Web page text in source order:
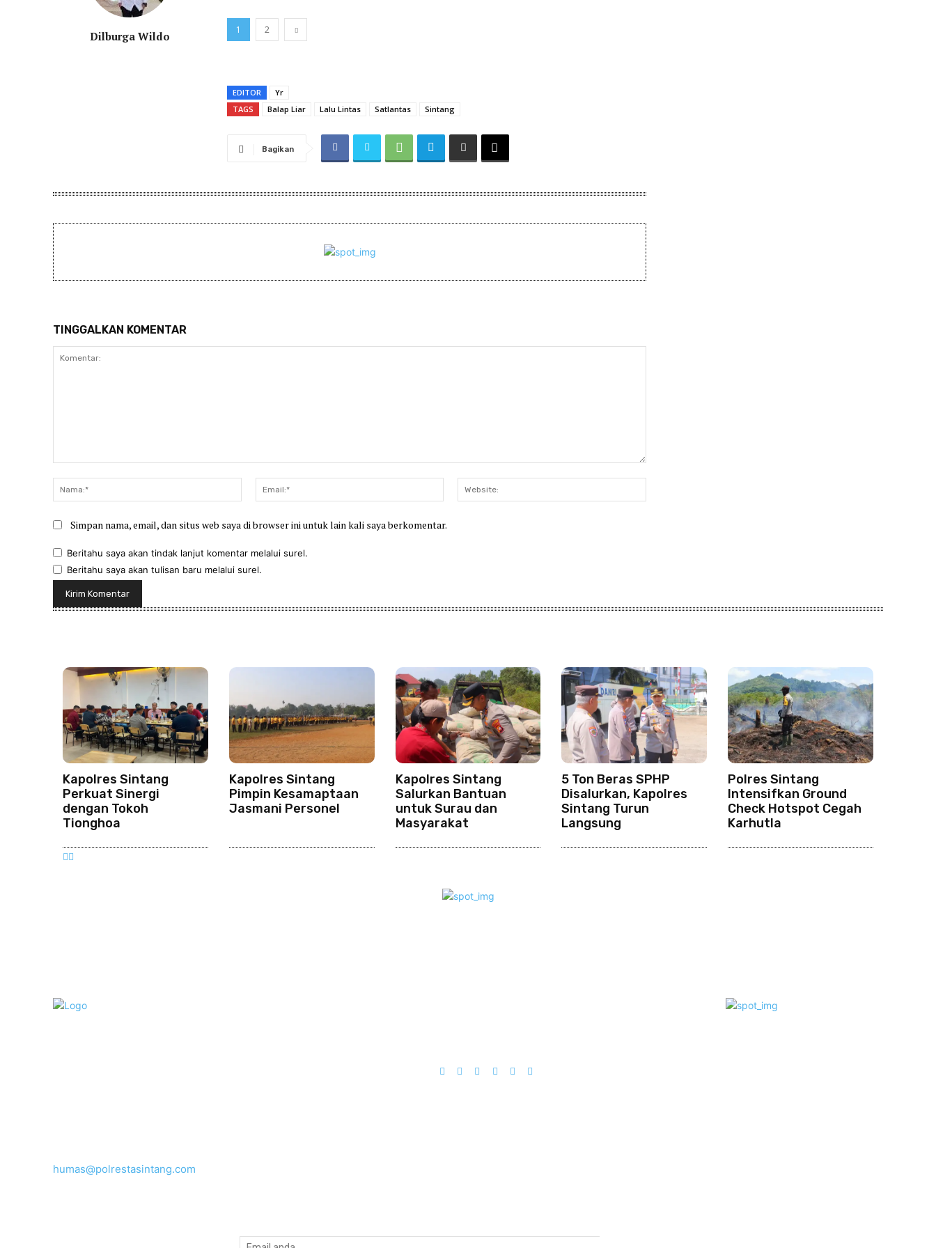
Dilburga Wildo 1 2
EDITOR
Yr
TAGS
Balap Liar Lalu Lintas Satlantas Sintang
Bagikan
TINGGALKAN KOMENTAR
Nama:*
Email:*
Simpan nama, email, dan situs web saya di browser ini untuk lain kali saya berkomentar.
Beritahu saya akan tindak lanjut komentar melalui surel.
Beritahu saya akan tulisan baru melalui surel.
Kapolres Sintang
Perkuat Sinergi
dengan Tokoh
Tionghoa
Kapolres Sintang
Pimpin Kesamaptaan
Jasmani Personel
Kapolres Sintang
Salurkan Bantuan
untuk Surau dan
Masyarakat
5 Ton Beras SPHP
Disalurkan, Kapolres
Sintang Turun
Langsung
Polres Sintang
Intensifkan Ground
Check Hotspot Cegah
Karhutla
humas@polrestasintang.com